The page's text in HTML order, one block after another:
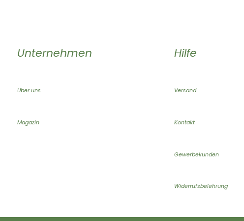
Unternehmen
Über uns
Magazin
Hilfe
Versand
Kontakt
Gewerbekunden
Widerrufsbelehrung